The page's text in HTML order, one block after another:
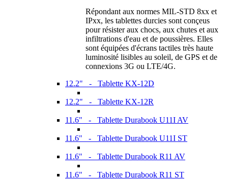
Répondant aux normes MIL-STD 8xx et
IPxx, les tablettes durcies sont conçeus
pour résister aux chocs, aux chutes et aux
infiltrations d'eau et de poussières. Elles
sont équipées d'écrans tactiles très haute
luminosité lisibles au soleil, de GPS et de
connexions 3G ou LTE/4G.
12.2" - Tablette KX-12D
12.2" - Tablette KX-12R
11.6" - Tablette Durabook U11I AV
11.6" - Tablette Durabook U11I ST
11.6" - Tablette Durabook R11 AV
11.6" - Tablette Durabook R11 ST